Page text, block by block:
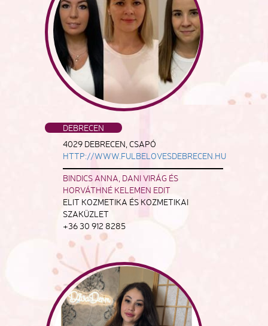
DEBRECEN
4029 DEBRECEN, CSAPÓ
HTTP://WWW.FULBELOVESDEBRECEN.HU
BINDICS ANNA, DANI VIRÁG ÉS
HORVÁTHNÉ KELEMEN EDIT
ELIT KOZMETIKA ÉS KOZMETIKAI
SZAKÜZLET
+36 30 912 8285